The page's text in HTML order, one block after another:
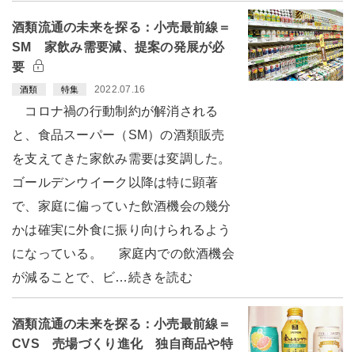
酒類流通の未来を探る：小売最前線＝
SM 家飲み需要減、提案の発展が必
要
酒類 特集 2022.07.16
コロナ禍の行動制約が解消される
と、食品スーパー（SM）の酒類販売
を支えてきた家飲み需要は変調した。
ゴールデンウイーク以降は特に顕著
で、家庭に偏っていた飲酒機会の幾分
かは確実に外食に振り向けられるよう
になっている。 家庭内での飲酒機会
が減ることで、ビ…続きを読む
酒類流通の未来を探る：小売最前線＝
CVS 売場づくり進化 独自商品や特